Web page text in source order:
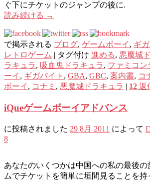
ぐ下にチケットのジャンプの後に.
読み続ける →
で掲示される ブログ, ゲームボーイ , ギ
レトロゲーム | タグ付け 進める, 悪魔城
ラキュラ, 吸血鬼ドラキュラ, ファミコン
ーイ , ギガバイト , GBA, GBC, 案内書, コ
ボーイ , コナミ , 悪魔城ドラキュラ | 12 返
iQueゲームボーイアドバンス
に投稿されました 29 8月 2011 によって
8
あなたのいくつかは中国への私の最後
ムでチケットを簡単に垣間見ることを